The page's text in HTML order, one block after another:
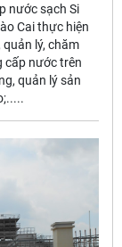
nước sạch Si
Cai thực hiện
lý, chăm
cấp nước trên
quản lý sản